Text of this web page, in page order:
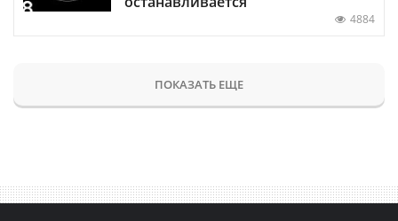
4884
ПОКАЗАТЬ ЕЩЕ